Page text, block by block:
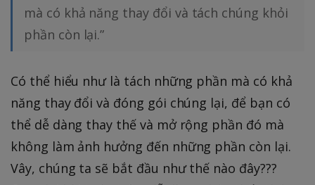
mà có khả năng thay đổi và tách chúng khỏi
phần còn lại.”
Có thể hiểu như là tách những phần mà có khả
năng thay đổi và đóng gói chúng lại, để bạn có
thể dễ dàng thay thế và mở rộng phần đó mà
không làm ảnh hưởng đến những phần còn lại.
Vây, chúng ta sẽ bắt đầu như thế nào đây???